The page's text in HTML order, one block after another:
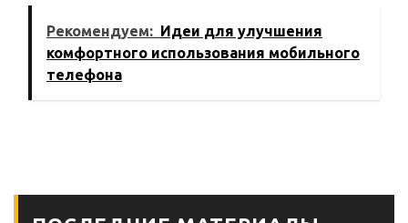
последнее
десятилетие
Рекомендуем: Идеи для улучшения
комфортного использования мобильного
телефона